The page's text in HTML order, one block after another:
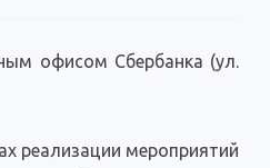
офисом Сбербанка (ул.
реализации мероприятий